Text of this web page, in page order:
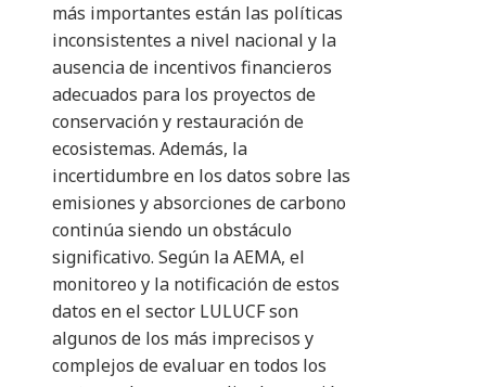
más importantes están las políticas
inconsistentes a nivel nacional y la
ausencia de incentivos financieros
adecuados para los proyectos de
conservación y restauración de
ecosistemas. Además, la
incertidumbre en los datos sobre las
emisiones y absorciones de carbono
continúa siendo un obstáculo
significativo. Según la AEMA, el
monitoreo y la notificación de estos
datos en el sector LULUCF son
algunos de los más imprecisos y
complejos de evaluar en todos los